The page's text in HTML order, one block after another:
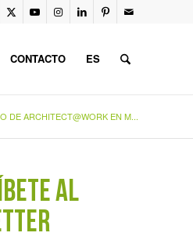
CONTACTO ES
DE ARCHITECT@WORK EN M...
AL